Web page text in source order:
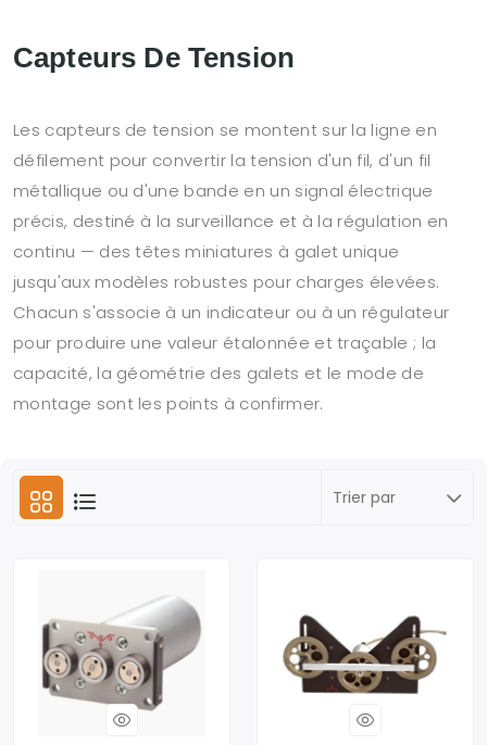
Capteurs De Tension
Les capteurs de tension se montent sur la ligne en
défilement pour convertir la tension d'un fil, d'un fil
métallique ou d'une bande en un signal électrique
précis, destiné à la surveillance et à la régulation en
continu — des têtes miniatures à galet unique
jusqu'aux modèles robustes pour charges élevées.
Chacun s'associe à un indicateur ou à un régulateur
pour produire une valeur étalonnée et traçable ; la
capacité, la géométrie des galets et le mode de
montage sont les points à confirmer.